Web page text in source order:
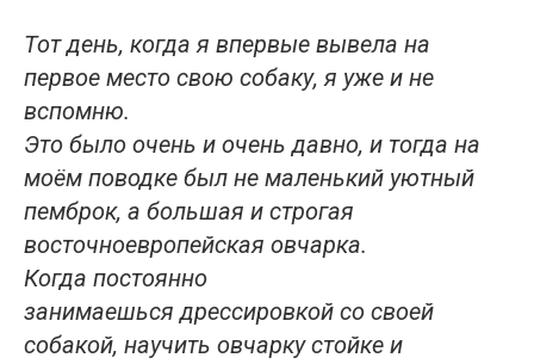
Тот день, когда я впервые вывела на
первое место свою собаку, я уже и не
вспомню.
Это было очень и очень давно, и тогда на
моём поводке был не маленький уютный
пемброк, а большая и строгая
восточноевропейская овчарка.
Когда постоянно
занимаешься дрессировкой со своей
собакой, научить овчарку стойке и